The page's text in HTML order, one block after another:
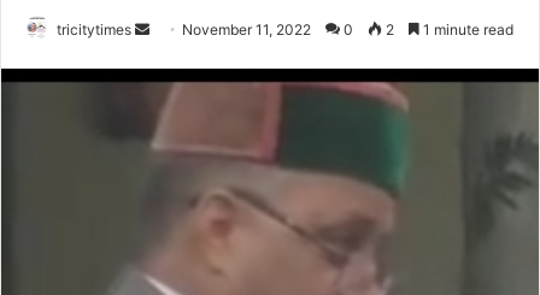
tricitytimes
Send
email
November 11, 2022 0 2 1 minute read